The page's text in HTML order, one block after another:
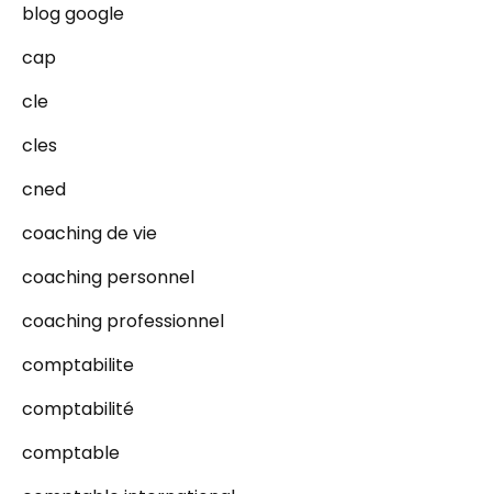
blog google
cap
cle
cles
cned
coaching de vie
coaching personnel
coaching professionnel
comptabilite
comptabilité
comptable